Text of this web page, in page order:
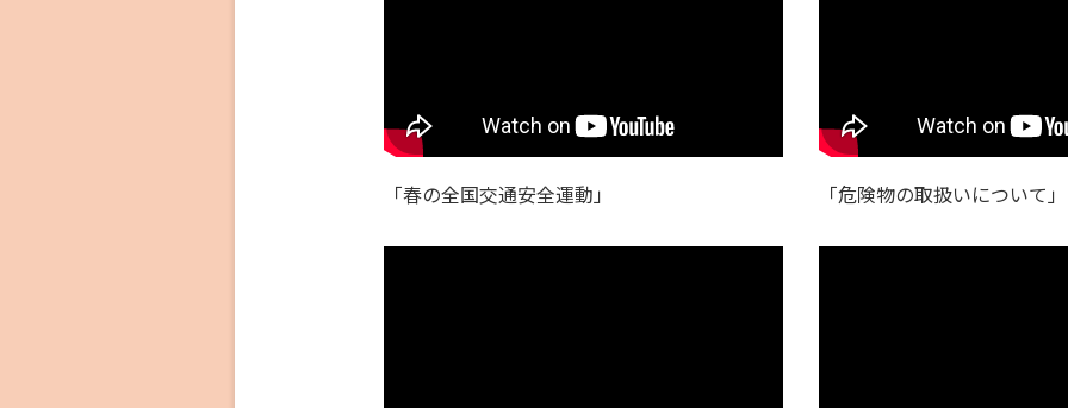
「春の全国交通安全運動」 「危険物の取扱いについて」